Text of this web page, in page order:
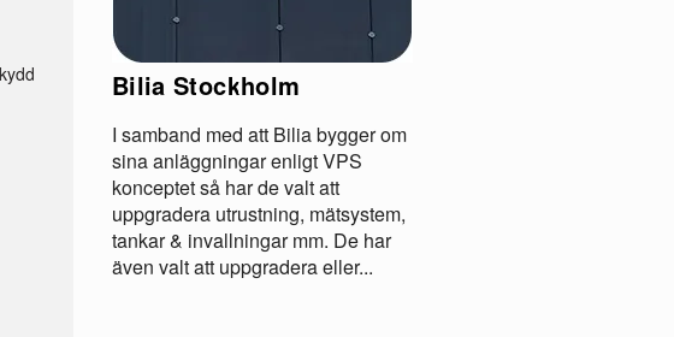
Bilia Stockholm
I samband med att Bilia bygger om
sina anläggningar enligt VPS
konceptet så har de valt att
uppgradera utrustning, mätsystem,
tankar & invallningar mm. De har
även valt att uppgradera eller...